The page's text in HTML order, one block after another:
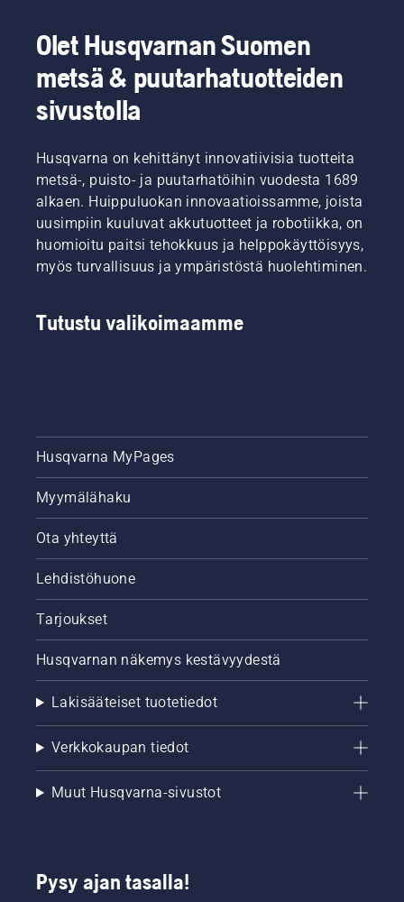
Olet Husqvarnan Suomen
metsä & puutarhatuotteiden
sivustolla
Husqvarna on kehittänyt innovatiivisia tuotteita
metsä-, puisto- ja puutarhatöihin vuodesta 1689
alkaen. Huippuluokan innovaatioissamme, joista
uusimpiin kuuluvat akkutuotteet ja robotiikka, on
huomioitu paitsi tehokkuus ja helppokäyttöisyys,
myös turvallisuus ja ympäristöstä huolehtiminen.
Tutustu valikoimaamme
Husqvarna MyPages
Myymälähaku
Ota yhteyttä
Lehdistöhuone
Tarjoukset
Husqvarnan näkemys kestävyydestä
Lakisääteiset tuotetiedot
Verkkokaupan tiedot
Muut Husqvarna-sivustot
Pysy ajan tasalla!